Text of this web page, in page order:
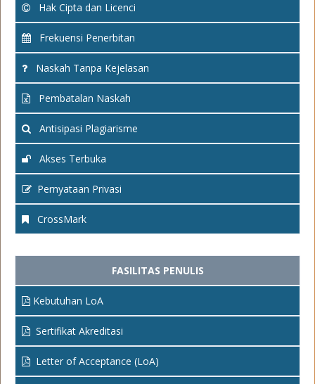
Hak Cipta dan Licenci
Frekuensi Penerbitan
Naskah Tanpa Kejelasan
Pembatalan Naskah
Antisipasi Plagiarisme
Akses Terbuka
Pernyataan Privasi
CrossMark
FASILITAS PENULIS
Kebutuhan LoA
Sertifikat Akreditasi
Letter of Acceptance (LoA)